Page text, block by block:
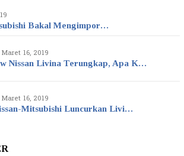
Bakal Mengimpor…
Maret 16, 2019
Nissan Livina Terungkap, Apa K…
Maret 16, 2019
Mitsubishi Luncurkan Livi…